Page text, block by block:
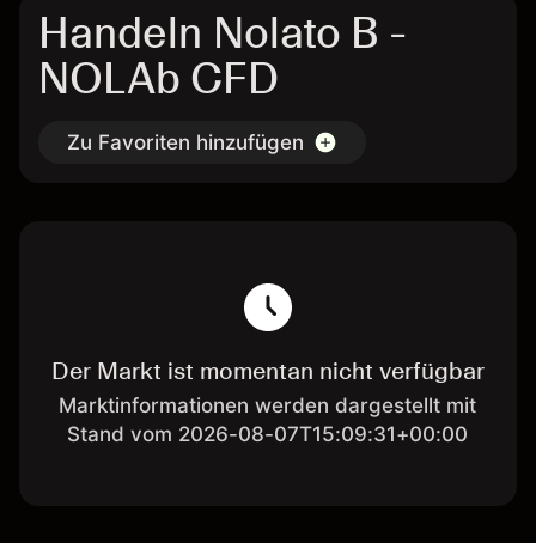
Handeln Nolato B -
NOLAb CFD
Zu Favoriten hinzufügen
Der Markt ist momentan nicht verfügbar
Marktinformationen werden dargestellt mit
Stand vom 2026-08-07T15:09:31+00:00